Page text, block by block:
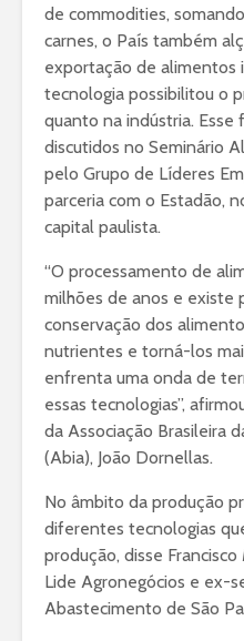
de commodities,
carnes, o País também
exportação de alimentos
tecnologia possibilitou o
quanto na indústria. Esse
discutidos no Seminário
pelo Grupo de Líderes
parceria com o Estadão,
capital paulista.
“O processamento de
milhões de anos e existe
conservação dos
nutrientes e torná-los
enfrenta uma onda de
essas tecnologias”,
da Associação Brasileira
(Abia), João Dornellas.
No âmbito da produção
diferentes tecnologias
produção, disse
Lide Agronegócios e ex-
Abastecimento de São